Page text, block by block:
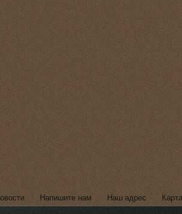
Напишите нам Наш адрес